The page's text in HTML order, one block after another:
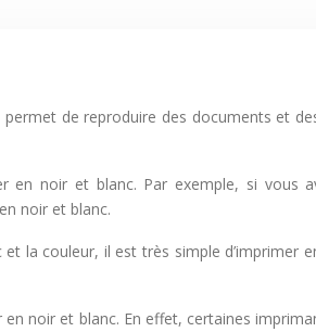
de reproduire des documents et
en noir et blanc. Par exemple, si
noir et blanc.
la couleur, il est très simple d’imprimer
noir et blanc. En effet, certaines